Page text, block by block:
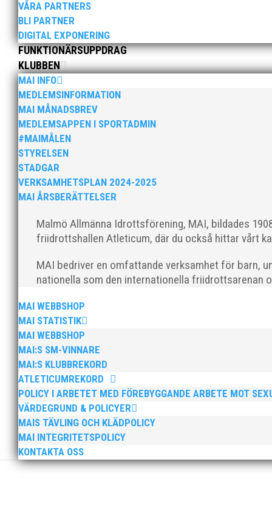
VÅRA PARTNERS
BLI PARTNER
DIGITAL EXPONERING
FUNKTIONÄRSUPPDRAG
KLUBBEN
MAI INFO
MEDLEMSINFORMATION
MAI MÅNADSBREV
MEDLEMSAPPEN I SPORTADMIN
#MAIMÅLEN
STYRELSEN
STADGAR
VERKSAMHETSPLAN 2024-2025
MAI ÅRSBERÄTTELSER
Malmö Allmänna Idrottsförening, MAI, bildades
friidrottshallen Atleticum, där du också hittar vårt
MAI bedriver en omfattande verksamhet för barn,
nationella som den internationella friidrottsarenan
MAI WEBBSHOP
MAI STATISTIK
MAI WEBBSHOP
MAI:S SM-VINNARE
MAI:S KLUBBREKORD
ATLETICUMREKORD
POLICY I ARBETET MED FÖREBYGGANDE ARBETE MOT
VÄRDEGRUND & POLICYER
MAIS TÄVLING OCH KLÄDPOLICY
MAI INTEGRITETSPOLICY
KONTAKTA OSS
För mig har Lasse betytt oerhört mycket på flera
med en mängd olika projekt. Med sin parhäst och
Nu är hösten här och för oss MAI:re betyder det
ordförande i vår anrika förening om hur jag
MAI Klubbkväll 8 okt – MAI bjöd in alla friidrottare